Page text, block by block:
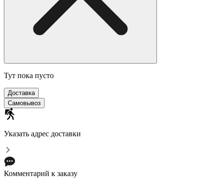
Тут пока пусто
Доставка
Самовывоз
Указать адрес доставки
Комментарий к заказу